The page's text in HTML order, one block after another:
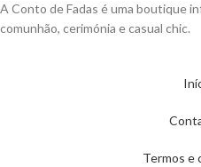
A Conto de Fadas é uma boutique
comunhão, cerimónia e casual chic.
Termos e